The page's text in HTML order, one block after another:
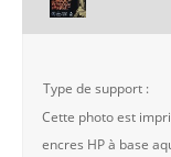
Type de support :
Cette photo est
encres HP à base